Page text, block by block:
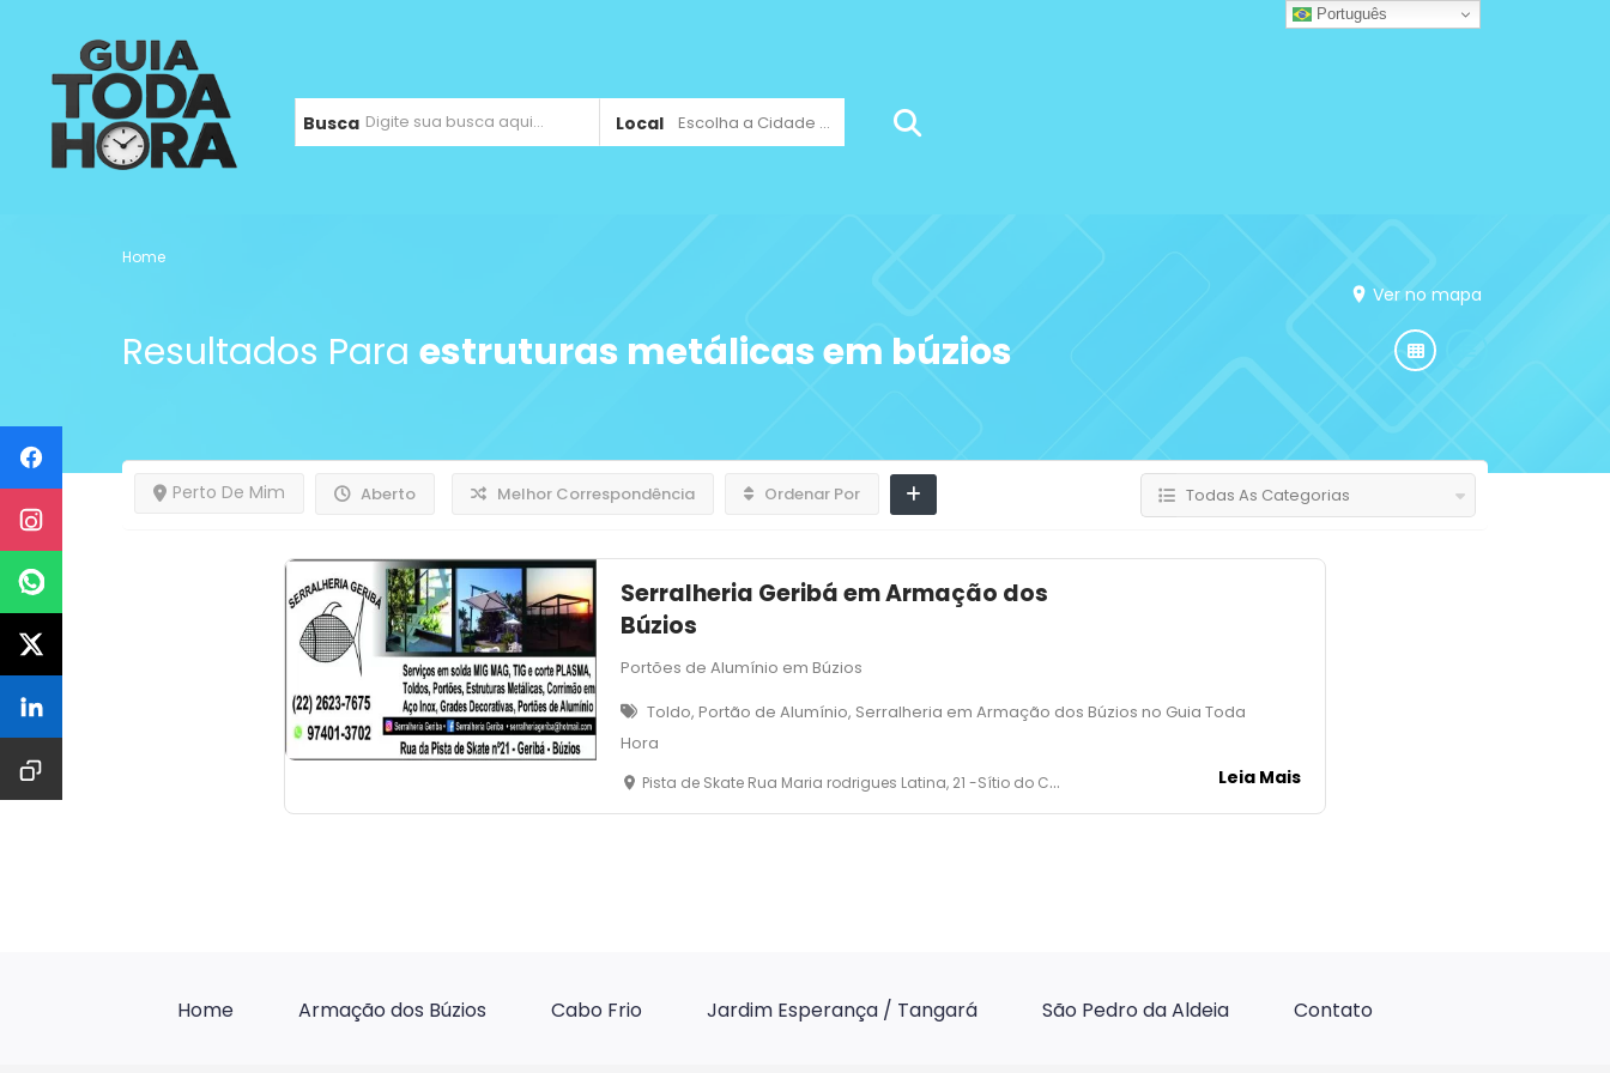
Busca Local Escolha a Cidade ...
Home
Ver no mapa
Resultados Para estruturas metálicas em búzios
Aberto
Perto De Mim Melhor Correspondência Ordenar Por Todas As Categorias
Serralheria Geribá em Armação dos
Búzios
Portões de Alumínio em Búzios
Toldo, Portão de Alumínio, Serralheria em Armação dos Búzios no Guia Toda
Hora
Pista de Skate Rua Maria rodrigues Latina, 21 -Sítio do Campinho-, Armação dos Búzios Leia Mais
Home Armação dos Búzios Cabo Frio Jardim Esperança / Tangará São Pedro da Aldeia Contato
Português